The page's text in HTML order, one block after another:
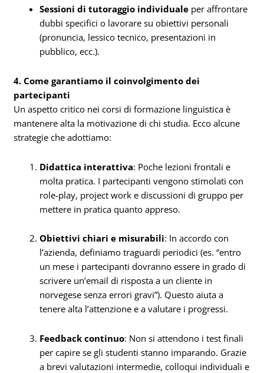
Sessioni di tutoraggio individuale per affrontare
dubbi specifici o lavorare su obiettivi personali
(pronuncia, lessico tecnico, presentazioni in
pubblico, ecc.).
4. Come garantiamo il coinvolgimento dei
partecipanti
Un aspetto critico nei corsi di formazione linguistica è
mantenere alta la motivazione di chi studia. Ecco alcune
strategie che adottiamo:
Didattica interattiva: Poche lezioni frontali e
molta pratica. I partecipanti vengono stimolati con
role-play, project work e discussioni di gruppo per
mettere in pratica quanto appreso.
Obiettivi chiari e misurabili: In accordo con
l’azienda, definiamo traguardi periodici (es. “entro
un mese i partecipanti dovranno essere in grado di
scrivere un’email di risposta a un cliente in
norvegese senza errori gravi”). Questo aiuta a
tenere alta l’attenzione e a valutare i progressi.
Feedback continuo: Non si attendono i test finali
per capire se gli studenti stanno imparando. Grazie
a brevi valutazioni intermedie, colloqui individuali e